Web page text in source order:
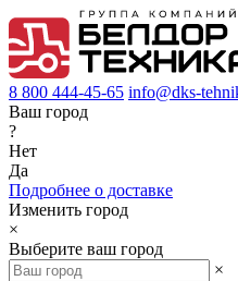
8 800 444-45-65 info@dks-
Ваш город
?
Нет
Да
Подробнее о доставке
Изменить город
×
Выберите ваш город
×